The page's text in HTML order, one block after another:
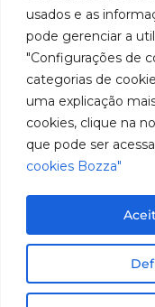
usados e as
pode gerenciar a
"Configurações de
categorias de
uma explicação
cookies, clique na
que pode ser
cookies Bozza"
para
e
da
América
Imagens
alterações sem
reservados à José